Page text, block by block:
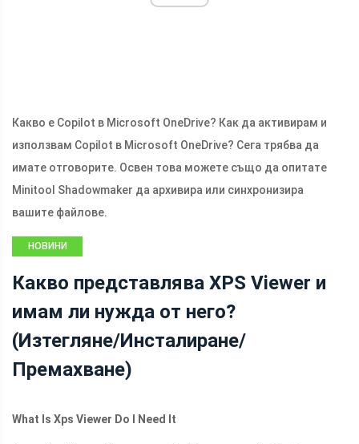
Какво е Copilot в Microsoft OneDrive? Как да активирам и
използвам Copilot в Microsoft OneDrive? Сега трябва да
имате отговорите. Освен това можете също да опитате
Minitool Shadowmaker да архивира или синхронизира
вашите файлове.
НОВИНИ
Какво представлява XPS Viewer и
имам ли нужда от него?
(Изтегляне/Инсталиране/
Премахване)
What Is Xps Viewer Do I Need It